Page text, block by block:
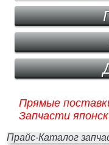
Прямые
Запчасти
Прайс-Каталог